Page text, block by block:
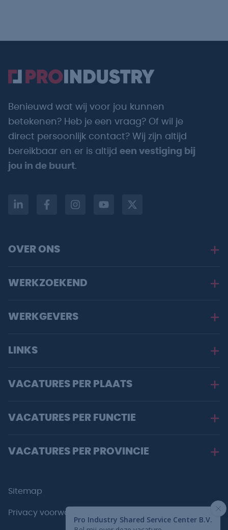
Benieuwd wat wij voor jou kunnen
betekenen? Heb je een vraag? Of wil je
direct persoonlijk contact? Wij zijn altijd
bereikbaar en er is altijd een vestiging bij
jou in de buurt.
OVER ONS
WERKZOEKEND
WERKGEVERS
LINKS
VACATURES PER PLAATS
VACATURES PER FUNCTIE
VACATURES PER PROVINCIE
Sitemap
Privacy voorwaarden